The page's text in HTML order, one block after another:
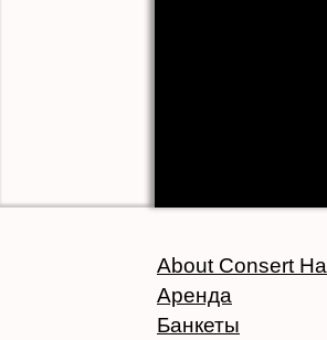
About Consert Hall
Аренда
Банкеты